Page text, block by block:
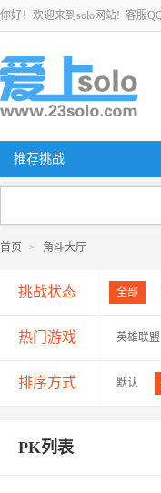
你好！欢迎来到solo网站! 客服
推荐挑战
首页 > 角斗大厅
挑战状态 全部
热门游戏 英雄联盟
排序方式 默认
PK列表